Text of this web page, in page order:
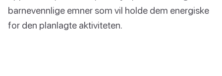
barnevennlige emner som vil holde dem energiske
for den planlagte aktiviteten.